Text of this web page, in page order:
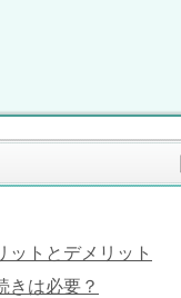
ットとデメリット
きは必要？